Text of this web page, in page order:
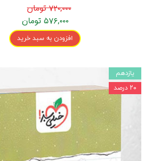
۷۲۰,۰۰۰ تومان
۵۷۶,۰۰۰ تومان
افزودن به سبد خرید
یازدهم
۲۰ درصد